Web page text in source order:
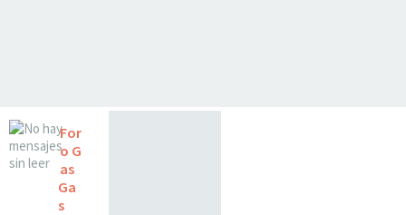
For
o G
as
Ga
s